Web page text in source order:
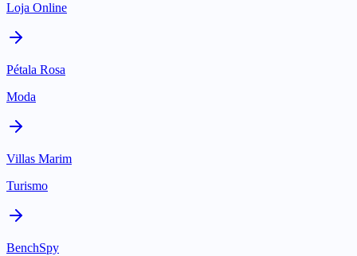
Loja Online
Pétala Rosa
Moda
Villas Marim
Turismo
BenchSpy